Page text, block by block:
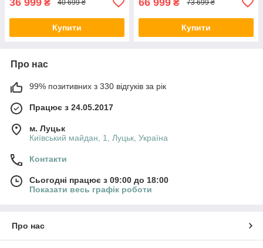
₴ 40 699 ₴
Купити
₴ 73 699 ₴
Купити
Про нас
99% позитивних з 330 відгуків за рік
Працює з 24.05.2017
м. Луцьк
Київський майдан, 1, Луцьк, Україна
Контакти
Сьогодні працює з 09:00 до 18:00
Показати весь графік роботи
Про нас